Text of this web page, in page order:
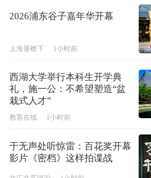
2026浦东谷子嘉年华开幕
上海屋檐下 1小时前
西湖大学举行本科生开学典
礼，施一公：不希望塑造“盆
栽式人才”
教育在线 1小时前
于无声处听惊雷：百花奖开幕
影片《密档》这样拍谍战